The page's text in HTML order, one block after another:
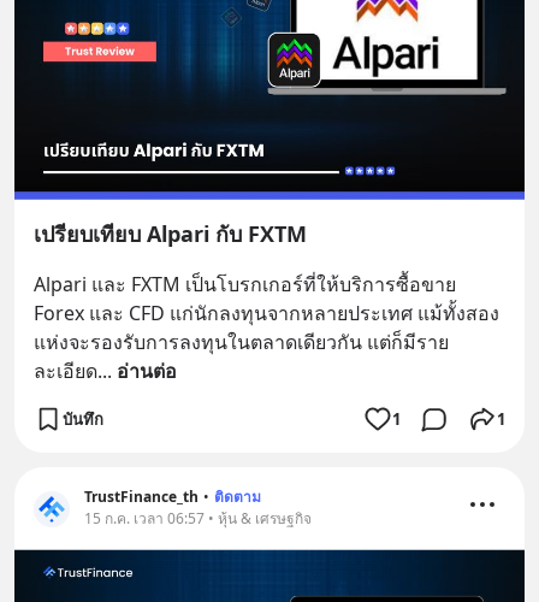
เปรียบเทียบ Alpari กับ FXTM
Alpari และ FXTM เป็นโบรกเกอร์ที่ให้บริการซื้อขาย
Forex และ CFD แก่นักลงทุนจากหลายประเทศ แม้ทั้งสอง
แห่งจะรองรับการลงทุนในตลาดเดียวกัน แต่ก็มีราย
ละเอียด... อ่านต่อ
บันทึก 1 1
TrustFinance_th • ติดตาม
15 ก.ค. เวลา 06:57 • หุ้น & เศรษฐกิจ